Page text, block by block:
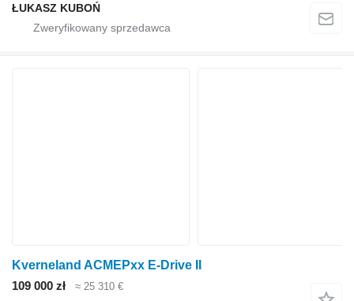
ŁUKASZ KUBOŃ
Kverneland ACMEPxx E-Drive II
109 000 zł
≈ 25 310 €